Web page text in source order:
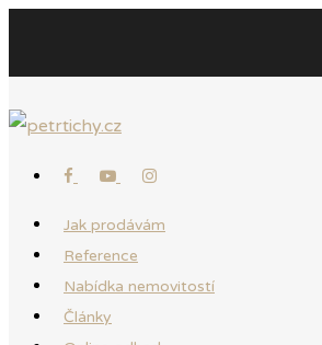
Jak prodávám
Reference
Nabídka nemovitostí
Články